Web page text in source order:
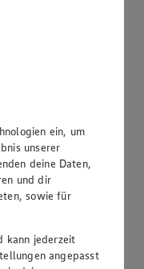
Auswahl an
ein, um
unserer
deine Daten,
und dir
sowie für
kann jederzeit
angepasst